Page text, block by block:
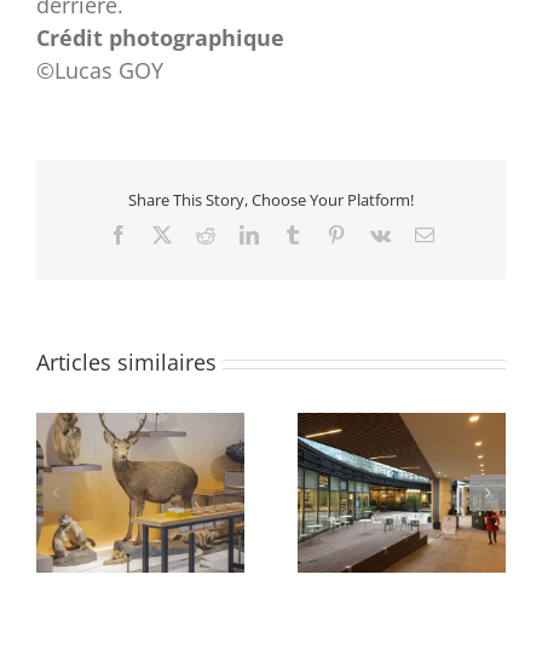
Crédit photographique
©Lucas GOY
Share This Story, Choose Your Platform!
Facebook RedditLinkedInTumblr Pinterest
Vk Email
Articles similaires
Abords Oxygen Quartier des Groues